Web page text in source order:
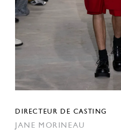
DIRECTEUR DE CASTING
JANE MORINEAU